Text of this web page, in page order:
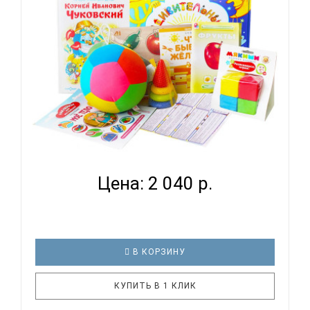
деревянная шнуровка "Томик"- книга для чт..
РАЗВИВАЮЩИЙ НАБОР ДЛЯ ДЕТЕЙ НА ВОЗРАСТ 1
Цена: 2 040 р.
В КОРЗИНУ
КУПИТЬ В 1 КЛИК